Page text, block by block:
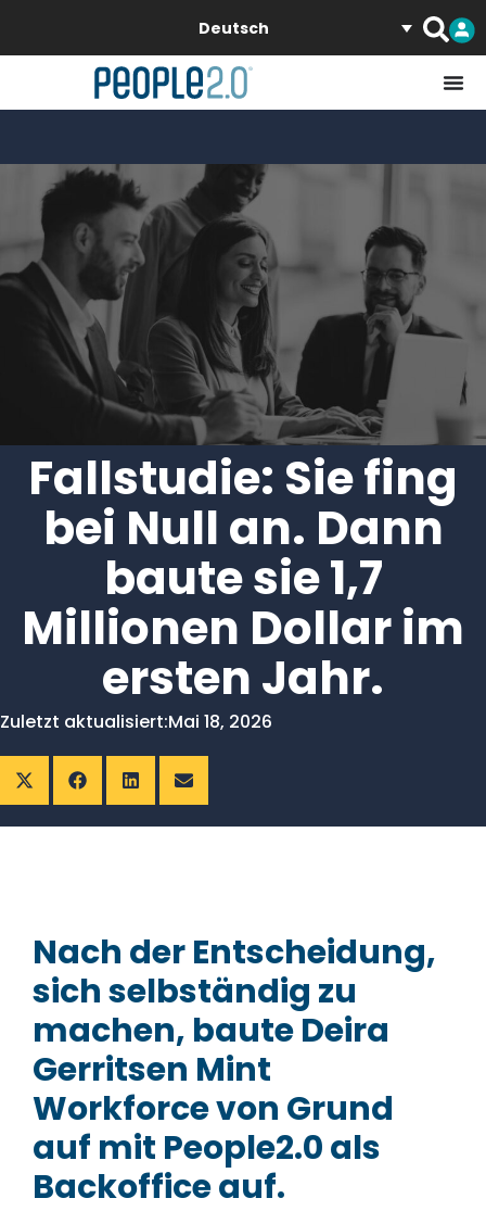
Deutsch
Fallstudie: Sie fing
bei Null an. Dann
baute sie 1,7
Millionen Dollar im
ersten Jahr.
Zuletzt aktualisiert:Mai 18, 2026
Nach der Entscheidung,
sich selbständig zu
machen, baute Deira
Gerritsen Mint
Workforce von Grund
auf mit People2.0 als
Backoffice auf.